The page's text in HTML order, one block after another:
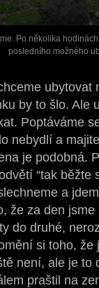
Po několika
posledního možného
ubytovat
by to šlo. Ale
Poptáváme
nebydlí a
je podobná.
“tak běžte
a
že za den
do druhé,
si toho, že
není, ale je to
praštil na